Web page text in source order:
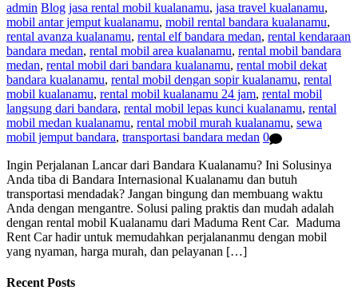
admin Blog jasa rental mobil kualanamu, jasa travel kualanamu,
mobil antar jemput kualanamu, mobil rental bandara kualanamu,
rental avanza kualanamu, rental elf bandara medan, rental kendaraan
bandara medan, rental mobil area kualanamu, rental mobil bandara
medan, rental mobil dari bandara kualanamu, rental mobil dekat
bandara kualanamu, rental mobil dengan sopir kualanamu, rental
mobil kualanamu, rental mobil kualanamu 24 jam, rental mobil
langsung dari bandara, rental mobil lepas kunci kualanamu, rental
mobil medan kualanamu, rental mobil murah kualanamu, sewa
mobil jemput bandara, transportasi bandara medan 0
Ingin Perjalanan Lancar dari Bandara Kualanamu? Ini Solusinya
Anda tiba di Bandara Internasional Kualanamu dan butuh
transportasi mendadak? Jangan bingung dan membuang waktu
Anda dengan mengantre. Solusi paling praktis dan mudah adalah
dengan rental mobil Kualanamu dari Maduma Rent Car. Maduma
Rent Car hadir untuk memudahkan perjalananmu dengan mobil
yang nyaman, harga murah, dan pelayanan […]
Recent Posts